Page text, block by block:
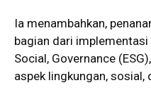
Ia menambahkan,
bagian dari
Social, Governance
aspek lingkungan, sosial,